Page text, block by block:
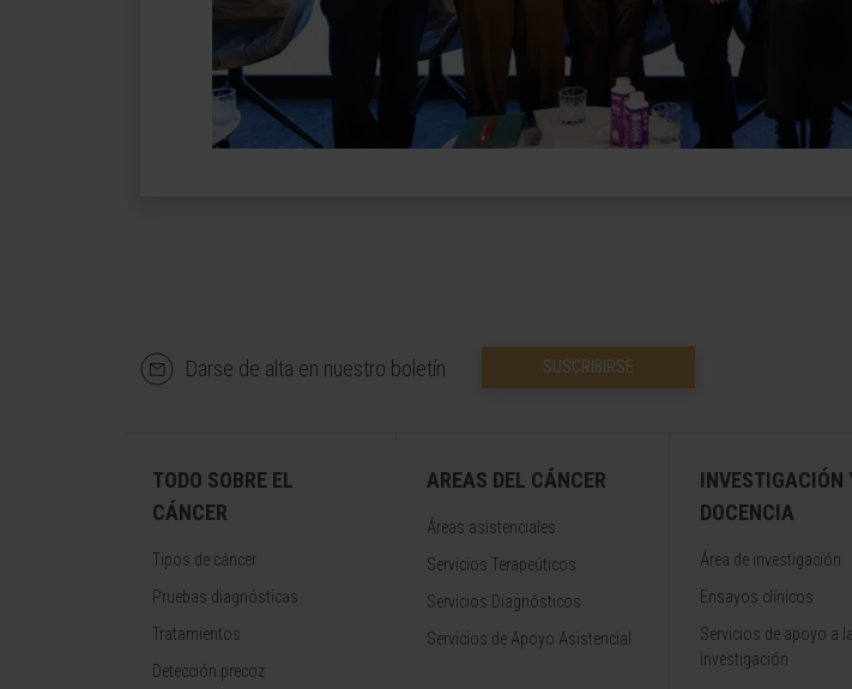
Darse de alta en nuestro boletín SUSCRIBIRSE
TODO SOBRE EL
CÁNCER
Tipos de cáncer
Pruebas diagnósticas
Tratamientos
Detección precoz
AREAS DEL CÁNCER
Áreas asistenciales
Servicios Terapeúticos
Servicios Diagnósticos
Servicios de Apoyo Asistencial
INVESTIGACIÓN
DOCENCIA
Área de investigación
Ensayos clínicos
Servicios de apoyo a la
investigación